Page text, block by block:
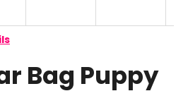
Bag Puppy